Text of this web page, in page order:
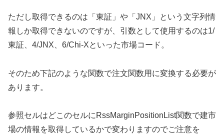
ただし取得できるのは「東証」や「JNX」という文字列情
報しか取得できないのですが、引数として使用するのは1/
東証、4/JNX、6/Chi-Xといった市場コード。
そのため下記のような関数で注文関数用に変換する必要が
あります。
参照セルはどこのセルにRssMarginPositionList関数で建市
場の情報を取得しているかで変わりますのでご注意を